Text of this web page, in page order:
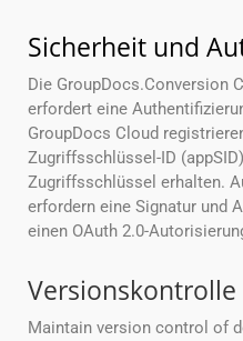
Sicherheit und
Die GroupDocs.Conversion
erfordert eine
GroupDocs Cloud
Zugriffsschlüssel-ID
Zugriffsschlüssel erhalten.
erfordern eine Signatur und
einen OAuth 2.0-
Versionskontrolle
Maintain version control of